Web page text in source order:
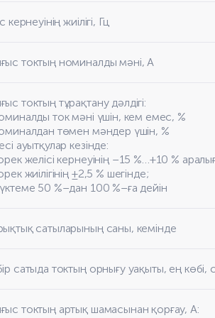
кернеуінің жиілігі, Гц
токтың номиналды мәні, А
токтың тұрақтану дәлдігі:
ток мәні үшін, кем емес, %
төмен мәндер үшін, %
ауытқулар кезінде:
желісі кернеуінің –15 %…+10 %
жиілігінің ±2,5 % шегінде;
50 %–дан 100 %–ға дейін
сатыларының саны, кемінде
сатыда токтың орнығу уақыты, ең көбі,
токтың артық шамасынан қорғау, А: